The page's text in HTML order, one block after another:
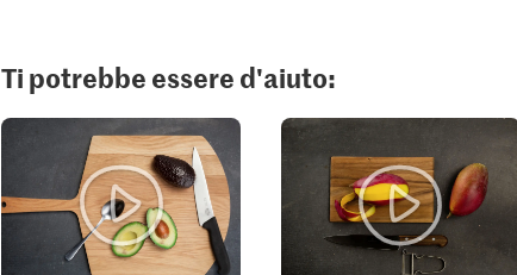
Ti potrebbe essere d'aiuto: